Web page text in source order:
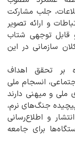
جلب مشارکت
و ارائه تصویر
قابل توجهی شتاب
سازمانی در این
بر تحقق اهداف
انسجام ملی
ملی و میهنی دارند
جنگ‌های نرم،
و اطلاع‌رسانی
برای جامعه